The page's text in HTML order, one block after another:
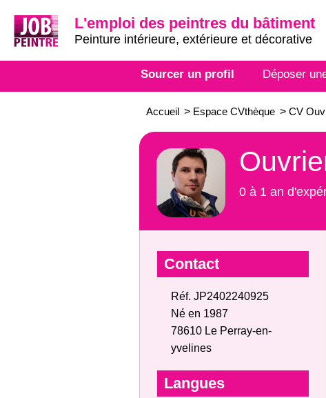
L'emploi des peintres du bâtiment
Peinture intérieure, extérieure et décorative
Sourcer un profil Déposer
Accueil > Espace CVthèque > CV
0 à 1 an
Contact
Réf. JP2402240925
Né en 1987
78610 Le Perray-en-
yvelines
Langues